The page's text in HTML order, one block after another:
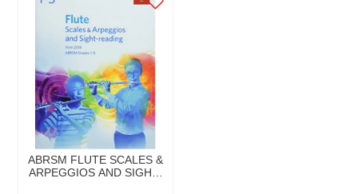
ABRSM FLUTE SCALES &
ARPEGGIOS AND SIGHT-